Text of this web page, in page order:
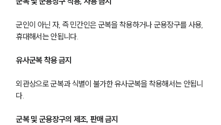
군인이 아닌 자, 즉 민간인은 군복을 착용하거나 군용장구를 사용,
휴대해서는 안됩니다.
유사군복 착용 금지
외관상으로 군복과 식별이 불가한 유사군복을 착용해서는 안됩니
다.
군복 및 군용장구의 제조, 판매 금지